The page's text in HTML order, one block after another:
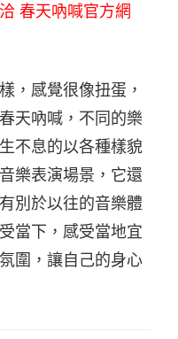
春天吶喊官方網
，感覺很像扭蛋，
天吶喊，不同的樂
不息的以各種樣貌
樂表演場景，它還
別於以往的音樂體
當下，感受當地宜
圍，讓自己的身心